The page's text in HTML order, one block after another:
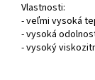
Vlastnosti:
- veľmi vysoká
- vysoká
- vysoký